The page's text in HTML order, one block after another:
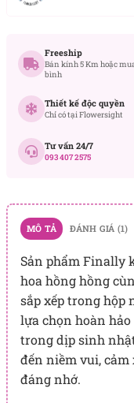
Freeship
Bán kính 5 Km hoặc
bình
Thiết kế độc quyền
Chỉ có tại Flowersight
Tư vấn 24/7
093 407 2575
MÔ TẢ ĐÁNH GIÁ (1)
Sản phẩm Finally
hoa hồng hồng
sắp xếp trong hộp
lựa chọn hoàn hảo
trong dịp sinh
đến niềm vui,
đáng nhớ.